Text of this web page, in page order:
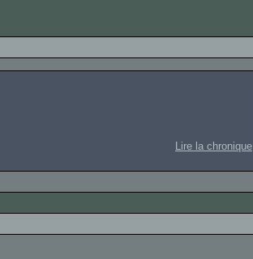
Lire la chronique